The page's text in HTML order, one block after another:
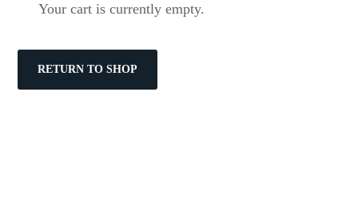
Your cart is currently empty.
RETURN TO SHOP